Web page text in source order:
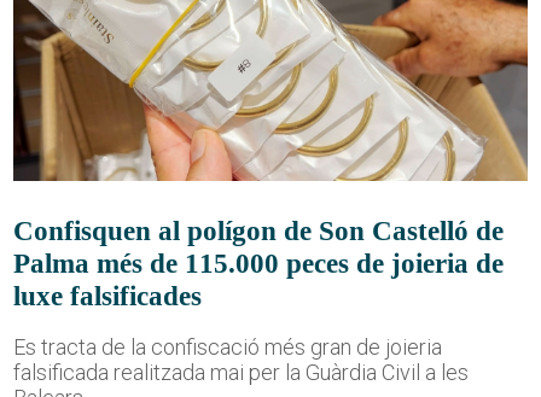
Confisquen al polígon de Son Castelló de
Palma més de 115.000 peces de joieria de
luxe falsificades
Es tracta de la confiscació més gran de joieria
falsificada realitzada mai per la Guàrdia Civil a les